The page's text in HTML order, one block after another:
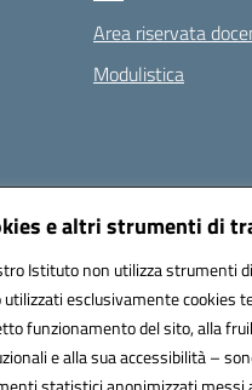
e altri strumenti di
Istituto non utilizza strumenti
utilizzati esclusivamente cookies
funzionamento del sito, alla
e alla sua accessibilità –
Area riservata
Modulistica
naee32300a@pec.istruzione.it